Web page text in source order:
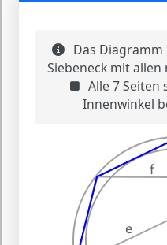
Das
Siebeneck mit
Alle 7 Seiten
Innenwinkel